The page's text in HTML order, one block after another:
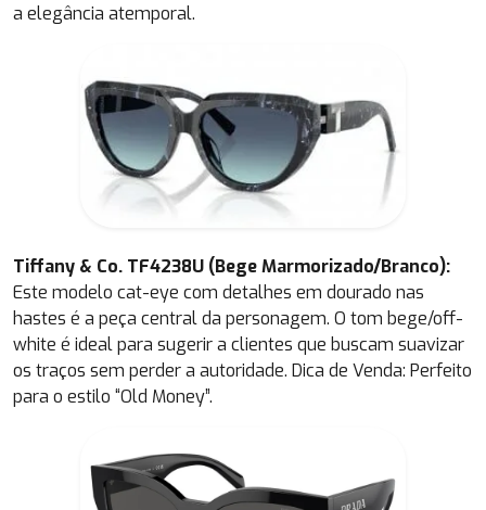
a elegância atemporal.
Tiffany & Co. TF4238U (Bege Marmorizado/Branco):
Este modelo cat-eye com detalhes em dourado nas
hastes é a peça central da personagem. O tom bege/off-
white é ideal para sugerir a clientes que buscam suavizar
os traços sem perder a autoridade. Dica de Venda: Perfeito
para o estilo “Old Money”.